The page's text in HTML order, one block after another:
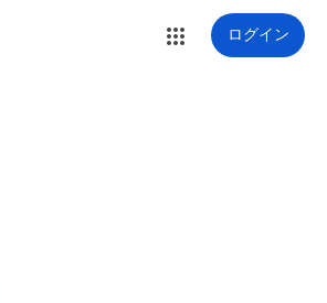
ログイン